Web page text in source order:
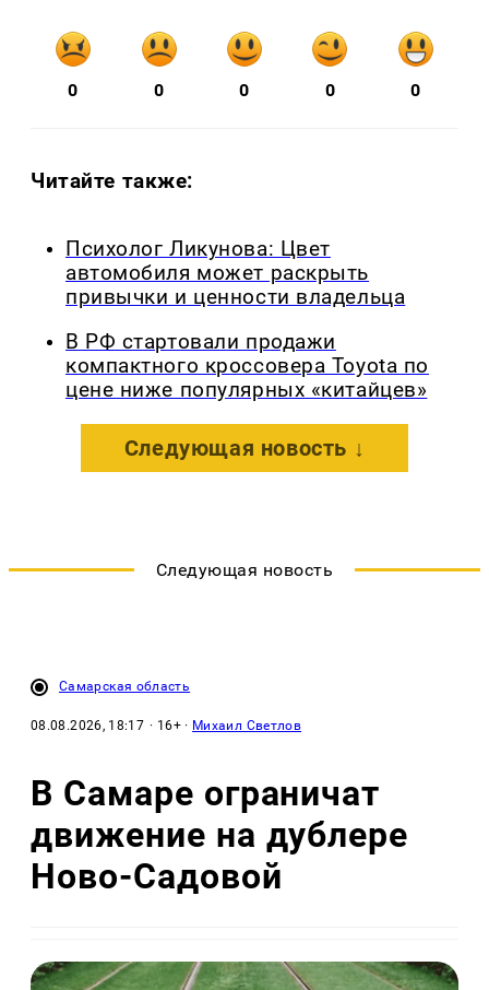
0 0 0 0 0
Читайте также:
Психолог Ликунова: Цвет
автомобиля может раскрыть
привычки и ценности владельца
В РФ стартовали продажи
компактного кроссовера Toyota по
цене ниже популярных «китайцев»
Следующая новость ↓
Следующая новость
Самарская область
08.08.2026, 18:17 · 16+ · Михаил Светлов
В Самаре ограничат
движение на дублере
Ново-Садовой